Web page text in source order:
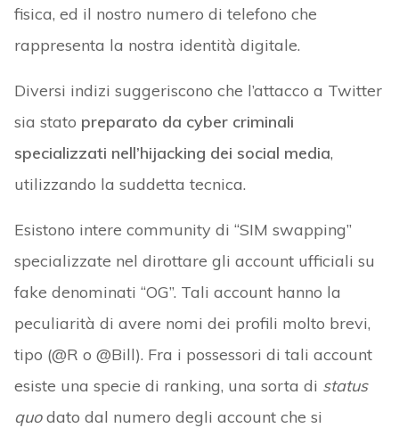
fisica, ed il nostro numero di telefono che
rappresenta la nostra identità digitale.
Diversi indizi suggeriscono che l’attacco a Twitter
sia stato preparato da cyber criminali
specializzati nell’hijacking dei social media,
utilizzando la suddetta tecnica.
Esistono intere community di “SIM swapping”
specializzate nel dirottare gli account ufficiali su
fake denominati “OG”. Tali account hanno la
peculiarità di avere nomi dei profili molto brevi,
tipo (@R o @Bill). Fra i possessori di tali account
esiste una specie di ranking, una sorta di status
quodato dal numero degli account che si